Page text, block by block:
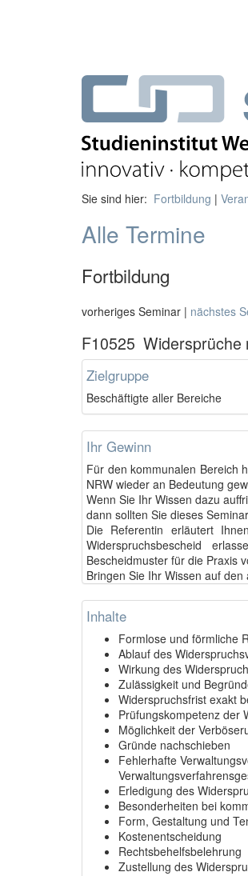
Sie sind hier: Fortbildung |
Alle Termine
Fortbildung
vorheriges Seminar | nächstes
F10525 Widersprüche
Zielgruppe
Beschäftigte aller Bereiche
Ihr Gewinn
Für den kommunalen Bereich
NRW wieder an Bedeutung
Wenn Sie Ihr Wissen dazu
dann sollten Sie dieses
Die Referentin erläutert
Widerspruchsbescheid
Bescheidmuster für die Praxis
Bringen Sie Ihr Wissen auf
Inhalte
Formlose und förmliche
Ablauf des
Wirkung des
Zulässigkeit und
Widerspruchsfrist exakt
Prüfungskompetenz der
Möglichkeit der
Gründe nachschieben
Fehlerhafte
Erledigung des
Besonderheiten bei
Form, Gestaltung und
Kostenentscheidung
Rechtsbehelfsbelehrung
Zustellung des